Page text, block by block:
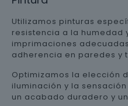
Utilizamos pinturas
resistencia a la humedad
imprimaciones
adherencia en paredes y
Optimizamos la elección
iluminación y la
un acabado duradero y